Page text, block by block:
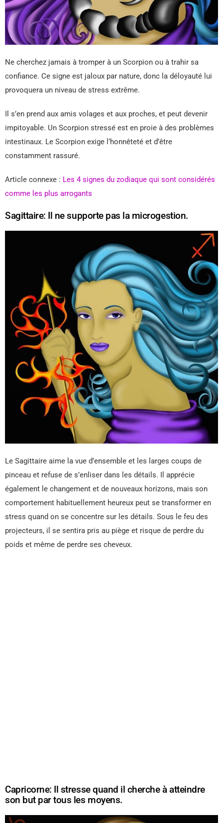
Ne cherchez jamais à tromper à un Scorpion ou à trahir sa
confiance. Ce signe est jaloux par nature, donc la déloyauté lui
provoquera un niveau de stress extrême.
Il s’en prend aux amis volages et aux proches, et peut devenir
impitoyable. Un Scorpion stressé est en proie à des problèmes
intestinaux. Le Scorpion exige l’honnêteté et d’être
constamment rassuré.
Article connexe : Les 4 signes du zodiaque qui sont considérés
comme les plus arrogants
Sagittaire: Il ne supporte pas la microgestion.
Le Sagittaire aime la vue d’ensemble et les larges coups de
pinceau et refuse de s’enliser dans les détails. Il apprécie
également le changement et de nouveaux horizons, mais son
comportement habituellement heureux peut se transformer en
stress quand on se concentre sur les détails. Sous le feu des
projecteurs, il se sentira pris au piège et risque de perdre du
poids et même de perdre ses cheveux.
Capricorne: Il stresse quand il cherche à atteindre
son but par tous les moyens.